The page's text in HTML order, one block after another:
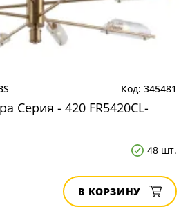
345481
Серия - 420 FR5420CL-
48 шт.
В КОРЗИНУ